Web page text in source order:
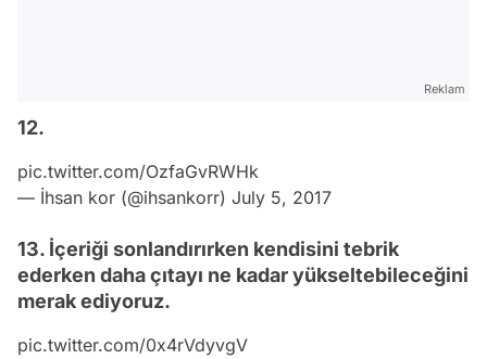
Reklam
12.
pic.twitter.com/OzfaGvRWHk
— İhsan kor (@ihsankorr) July 5, 2017
13. İçeriği sonlandırırken kendisini tebrik
ederken daha çıtayı ne kadar yükseltebileceğini
merak ediyoruz.
pic.twitter.com/0x4rVdyvgV